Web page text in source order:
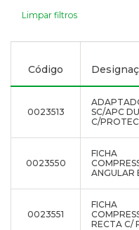
Limpar filtros
Código
0023513
SC/APC
C/
0023550
FICHA
ANGULAR
0023551
FICHA
RECTA C/